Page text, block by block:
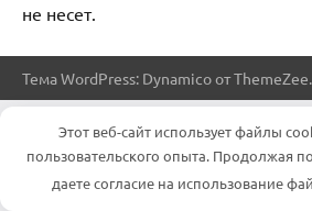
не несет.
Тема WordPress: Dynamico от ThemeZee.
Этот веб-сайт использует файлы
пользовательского опыта. Продолжая
даете согласие на использование